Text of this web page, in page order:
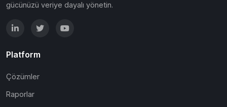
gücünüzü veriye dayalı yönetin.
Platform
Çözümler
Raporlar